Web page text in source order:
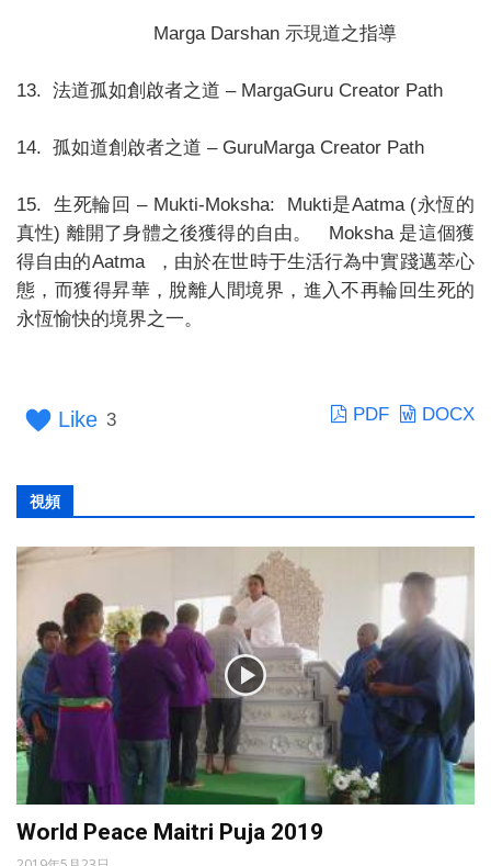
Marga Darshan 示現道之指導
13. 法道孤如創啟者之道 – MargaGuru Creator Path
14. 孤如道創啟者之道 – GuruMarga Creator Path
15. 生死輪回 – Mukti-Moksha: Mukti是Aatma (永恆的
真性) 離開了身體之後獲得的自由。 Moksha 是這個獲
得自由的Aatma ，由於在世時于生活行為中實踐邁萃心
態，而獲得昇華，脫離人間境界，進入不再輪回生死的
永恆愉快的境界之一。
DOCX
PDF
Like 3
視頻
World Peace Maitri Puja 2019